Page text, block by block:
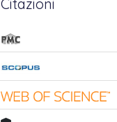
Citazioni